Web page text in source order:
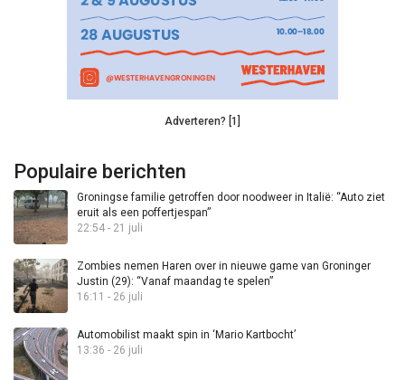
Adverteren? [1]
Populaire berichten
Groningse familie getroffen door noodweer in Italië: “Auto ziet
eruit als een poffertjespan”
22:54 - 21 juli
Zombies nemen Haren over in nieuwe game van Groninger
Justin (29): “Vanaf maandag te spelen”
16:11 - 26 juli
Automobilist maakt spin in ‘Mario Kartbocht’
13:36 - 26 juli